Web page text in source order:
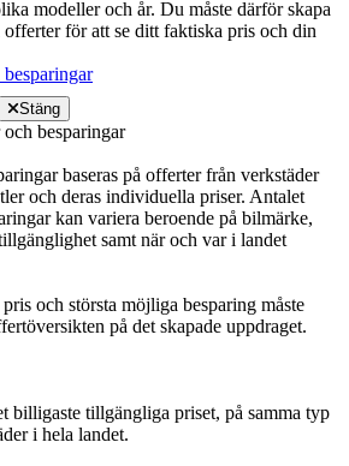
modeller och år. Du måste därför skapa
för att se ditt faktiska pris och din
Stäng
besparingar
baseras på offerter från verkstäder
och deras individuella priser. Antalet
kan variera beroende på bilmärke,
samt när och var i landet
och största möjliga besparing måste
på det skapade uppdraget.
tillgängliga priset, på samma typ
i hela landet.